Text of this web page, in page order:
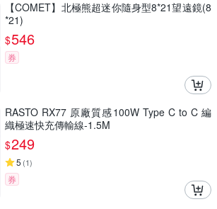
【COMET】北極熊超迷你隨身型8*21望遠鏡(8
*21)
$546
券
RASTO RX77 原廠質感100W Type C to C 編
織極速快充傳輸線-1.5M
$249
5 (1)
券